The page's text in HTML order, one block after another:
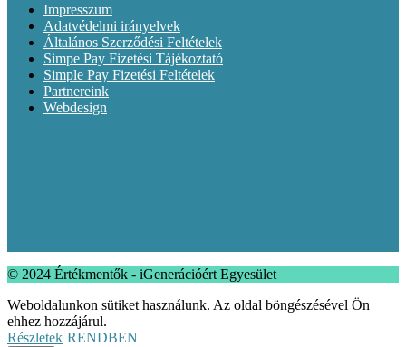
Impresszum
Adatvédelmi irányelvek
Általános Szerződési Feltételek
Simpe Pay Fizetési Tájékoztató
Simple Pay Fizetési Feltételek
Partnereink
Webdesign
© 2024 Értékmentők - iGenerációért Egyesület
Weboldalunkon sütiket használunk. Az oldal böngészésével Ön
ehhez hozzájárul.
Részletek RENDBEN